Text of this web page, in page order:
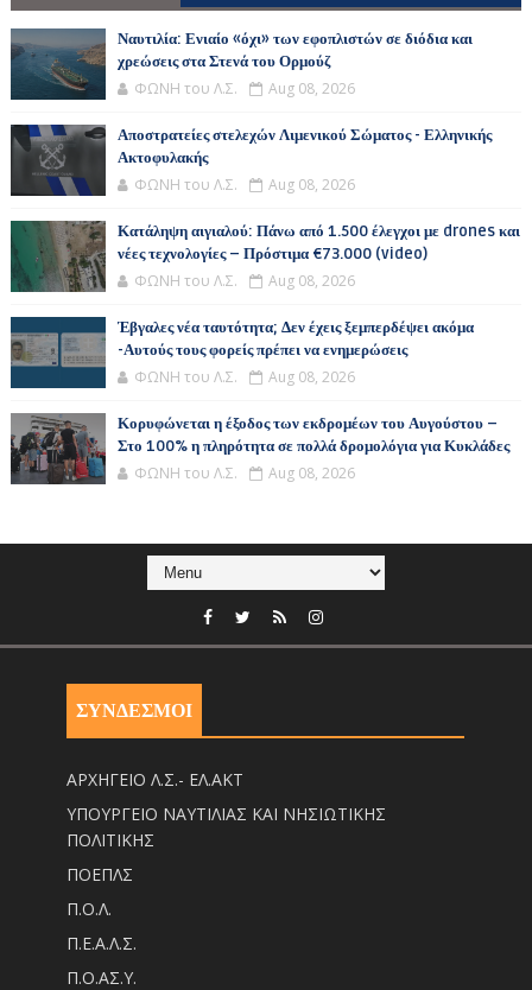
Ναυτιλία: Ενιαίο «όχι» των εφοπλιστών σε διόδια και
χρεώσεις στα Στενά του Ορμούζ
ΦΩΝΗ του Λ.Σ. Aug 08, 2026
Αποστρατείες στελεχών Λιμενικού Σώματος - Ελληνικής
Ακτοφυλακής
ΦΩΝΗ του Λ.Σ. Aug 08, 2026
Κατάληψη αιγιαλού: Πάνω από 1.500 έλεγχοι με drones και
νέες τεχνολογίες – Πρόστιμα €73.000 (video)
ΦΩΝΗ του Λ.Σ. Aug 08, 2026
Έβγαλες νέα ταυτότητα; Δεν έχεις ξεμπερδέψει ακόμα
-Αυτούς τους φορείς πρέπει να ενημερώσεις
ΦΩΝΗ του Λ.Σ. Aug 08, 2026
Κορυφώνεται η έξοδος των εκδρομέων του Αυγούστου –
Στο 100% η πληρότητα σε πολλά δρομολόγια για Κυκλάδες
ΦΩΝΗ του Λ.Σ. Aug 08, 2026
ΣΥΝΔΕΣΜΟΙ
ΑΡΧΗΓΕΙΟ Λ.Σ.- ΕΛ.ΑΚΤ
ΥΠΟΥΡΓΕΙΟ ΝΑΥΤΙΛΙΑΣ ΚΑΙ ΝΗΣΙΩΤΙΚΗΣ
ΠΟΛΙΤΙΚΗΣ
ΠΟΕΠΛΣ
Π.Ο.Λ.
Π.Ε.Α.Λ.Σ.
Π.Ο.ΑΣ.Υ.